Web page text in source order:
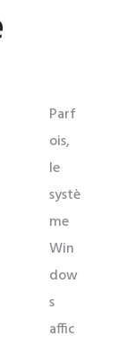
Parf
ois,
le
systè
me
Win
dow
s
affic